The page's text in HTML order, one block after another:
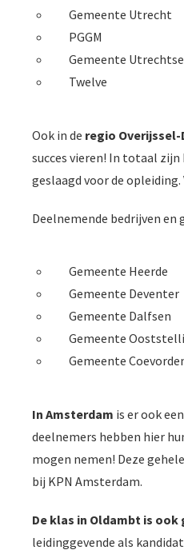
Gemeente Utrecht
PGGM
Gemeente
Twelve
Ook in de regio
succes vieren! In totaal
geslaagd voor de
Deelnemende bedrijven en
Gemeente Heerde
Gemeente Deventer
Gemeente Dalfsen
Gemeente
Gemeente
In Amsterdam is er ook
deelnemers hebben hier
mogen nemen! Deze
bij KPN Amsterdam.
De klas in Oldambt is ook
leidinggevende als